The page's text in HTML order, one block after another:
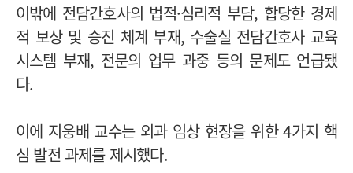
이밖에 전담간호사의 법적·심리적 부담, 합당한 경제
적 보상 및 승진 체계 부재, 수술실 전담간호사 교육
시스템 부재, 전문의 업무 과중 등의 문제도 언급됐
다.
이에 지웅배 교수는 외과 임상 현장을 위한 4가지 핵
심 발전 과제를 제시했다.